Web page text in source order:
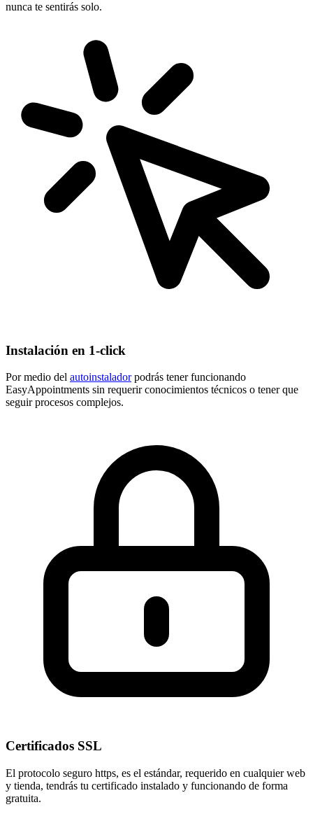
nunca te sentirás solo.
Instalación en 1-click
Por medio del autoinstaladorpodrás tener funcionando
EasyAppointments sin requerir conocimientos técnicos o tener que
seguir procesos complejos.
Certificados SSL
El protocolo seguro https, es el estándar, requerido en cualquier web
y tienda, tendrás tu certificado instalado y funcionando de forma
gratuita.